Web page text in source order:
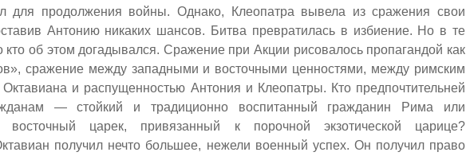
для продолжения войны. Однако, Клеопатра вывела из сражения свои
Антонию никаких шансов. Битва превратилась в избиение. Но в те
об этом догадывался. Сражение при Акции рисовалось пропагандой как
сражение между западными и восточными ценностями, между римским
Октавиана и распущенностью Антония и Клеопатры. Кто предпочтительней
— стойкий и традиционно воспитанный гражданин Рима или
восточный царек, привязанный к порочной экзотической царице?
получил нечто большее, нежели военный успех. Он получил право